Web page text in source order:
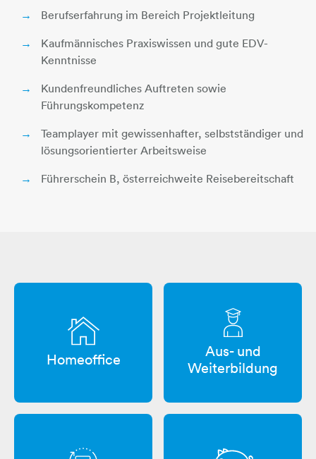
Berufserfahrung im Bereich Projektleitung
Kaufmännisches Praxiswissen und gute EDV-
Kenntnisse
Kundenfreundliches Auftreten sowie
Führungskompetenz
Teamplayer mit gewissenhafter, selbstständiger und
lösungsorientierter Arbeitsweise
Führerschein B, österreichweite Reisebereitschaft
Homeoffice
Aus- und
Weiterbildung